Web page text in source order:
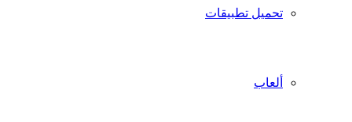
تحميل تطبيقات
ألعاب